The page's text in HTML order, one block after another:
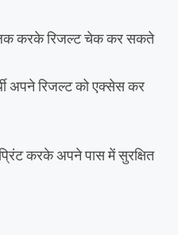
करके रिजल्ट चेक कर सकते
अपने रिजल्ट को एक्सेस कर
करके अपने पास में सुरक्षित